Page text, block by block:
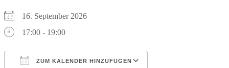
16. September 2026
17:00 - 19:00
ZUM KALENDER HINZUFÜGEN